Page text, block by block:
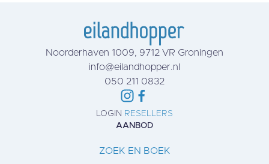
Noorderhaven 1009, 9712 VR Groningen
info@eilandhopper.nl
050 211 0832
LOGIN RESELLERS
AANBOD
ZOEK EN BOEK